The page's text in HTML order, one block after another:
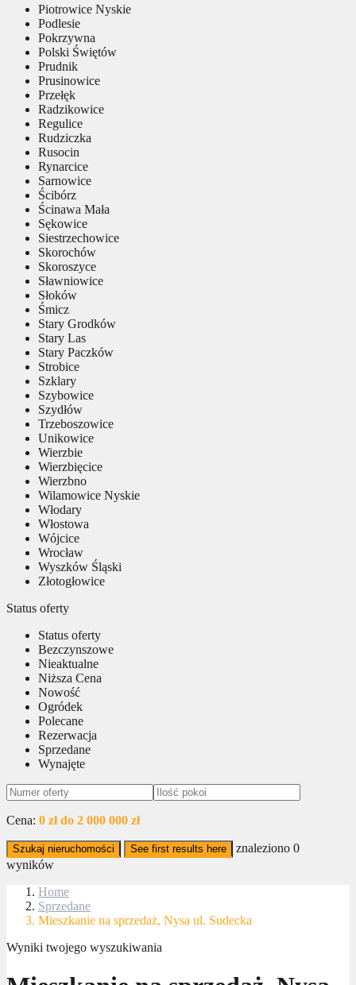
Piotrowice Nyskie
Podlesie
Pokrzywna
Polski Świętów
Prudnik
Prusinowice
Przełęk
Radzikowice
Regulice
Rudziczka
Rusocin
Rynarcice
Sarnowice
Ścibórz
Ścinawa Mała
Sękowice
Siestrzechowice
Skorochów
Skoroszyce
Sławniowice
Słoków
Śmicz
Stary Grodków
Stary Las
Stary Paczków
Strobice
Szklary
Szybowice
Szydłów
Trzeboszowice
Unikowice
Wierzbie
Wierzbięcice
Wierzbno
Wilamowice Nyskie
Włodary
Włostowa
Wójcice
Wrocław
Wyszków Śląski
Złotogłowice
Status oferty
Status oferty
Bezczynszowe
Nieaktualne
Niższa Cena
Nowość
Ogródek
Polecane
Rezerwacja
Sprzedane
Wynajęte
Cena: 0 zł do 2 000 000 zł
Szukaj nieruchomości See first results here znaleziono 0
wyników
Home
Sprzedane
Mieszkanie na sprzedaż, Nysa ul. Sudecka
Wyniki twojego wyszukiwania